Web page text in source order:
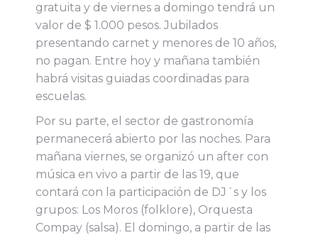
gratuita y de viernes a domingo tendrá un
valor de $ 1.000 pesos. Jubilados
presentando carnet y menores de 10 años,
no pagan. Entre hoy y mañana también
habrá visitas guiadas coordinadas para
escuelas.
Por su parte, el sector de gastronomía
permanecerá abierto por las noches. Para
mañana viernes, se organizó un after con
música en vivo a partir de las 19, que
contará con la participación de DJ´s y los
grupos: Los Moros (folklore), Orquesta
Compay (salsa). El domingo, a partir de las